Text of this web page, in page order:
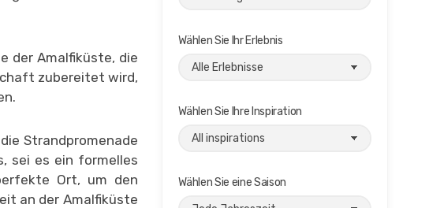
der Amalfiküste, die
zubereitet wird,
Strandpromenade
sei es ein formelles
Ort, um den
an der Amalfiküste
Wählen Sie Ihr Erlebnis
Wählen Sie Ihre Inspiration
Wählen Sie eine Saison